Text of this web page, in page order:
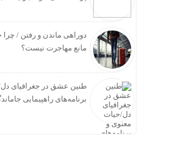
دوراهی ماندن و رفتن / چرا
مانع مهاجرت نیست؟
طنین عشق در جغرافیای
برنامه‌های راهپیمایی